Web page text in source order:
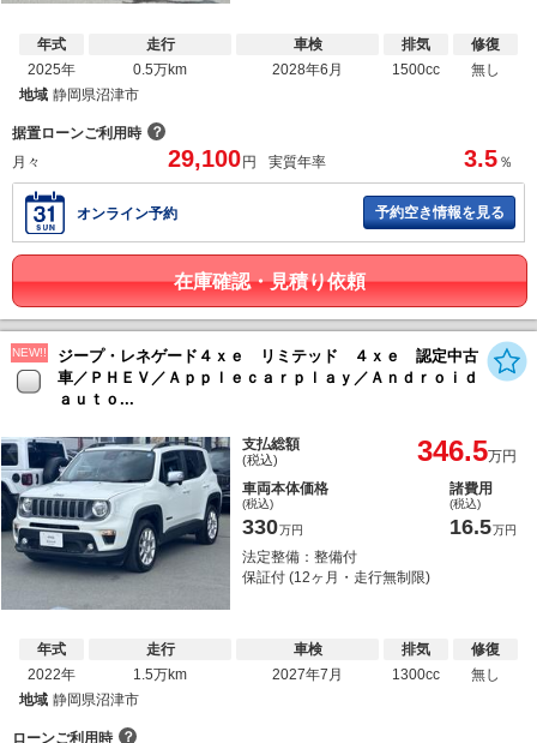
年式
2025年
走行
0.5万km
車検
2028年6月
排気
1500cc
修復
無し
地域 静岡県沼津市
据置ローンご利用時 ？
月々
29,100 円 実質年率 3.5 ％
オンライン予約 予約空き情報を見る
在庫確認・見積り依頼
NEW!!
ジープ・レネゲード４ｘｅ リミテッド ４ｘｅ 認定中古
車／ＰＨＥＶ／Ａｐｐｌｅｃａｒｐｌａｙ／Ａｎｄｒｏｉｄ
ａｕｔｏ...
支払総額
(税込) 346.5万円
車両本体価格
(税込)
330万円
諸費用
(税込)
16.5万円
法定整備：整備付
保証付 (12ヶ月・走行無制限)
年式
2022年
走行
1.5万km
車検
2027年7月
排気
1300cc
修復
無し
地域 静岡県沼津市
ローンご利用時 ？